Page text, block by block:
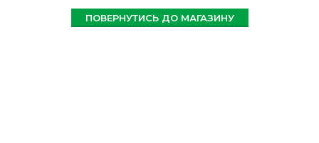
ПОВЕРНУТИСЬ ДО МАГАЗИНУ